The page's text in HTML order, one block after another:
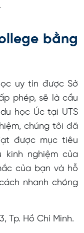
bằng
uy tín được Sở
phép, sẽ là cầu
học Úc tại UTS
chúng tôi đã
được mục tiêu
nghiệm của
của bạn và hỗ
nhanh chóng
Tp. Hồ Chí Minh.